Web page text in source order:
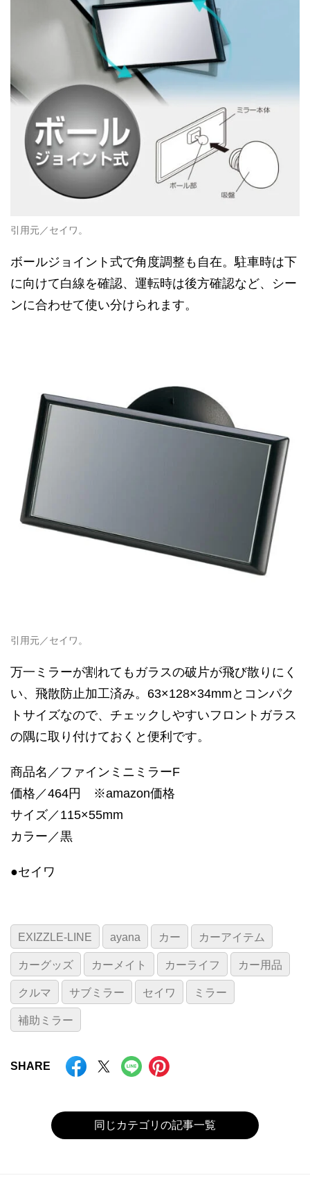
引用元／セイワ。
ボールジョイント式で角度調整も自在。駐車時は下
に向けて白線を確認、運転時は後方確認など、シー
ンに合わせて使い分けられます。
引用元／セイワ。
万一ミラーが割れてもガラスの破片が飛び散りにく
い、飛散防止加工済み。63×128×34mmとコンパク
トサイズなので、チェックしやすいフロントガラス
の隅に取り付けておくと便利です。
商品名／ファインミニミラーF
価格／464円 ※amazon価格
サイズ／115×55mm
カラー／黒
●セイワ
EXIZZLE-LINE ayana カー カーアイテム
カーグッズ カーメイト カーライフ カー用品
クルマ サブミラー セイワ ミラー
補助ミラー
SHARE
同じカテゴリの記事一覧